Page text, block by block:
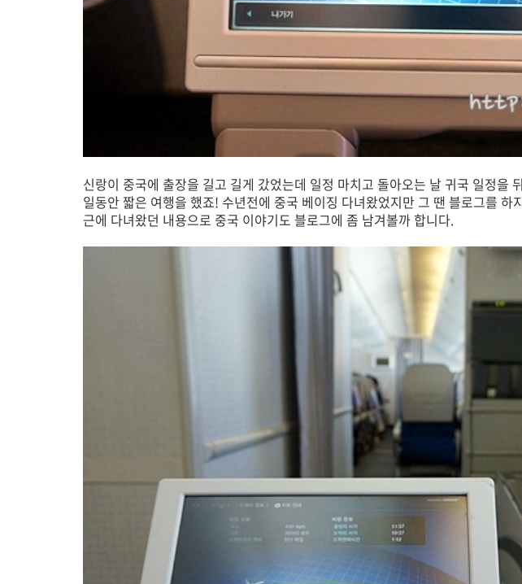
신랑이 중국에 출장을 길고 길게 갔었는데 일정 마치고 돌아오는 날 귀국 일정을
일동안 짧은 여행을 했죠! 수년전에 중국 베이징 다녀왔었지만 그 땐 블로그를 하
근에 다녀왔던 내용으로 중국 이야기도 블로그에 좀 남겨볼까 합니다.